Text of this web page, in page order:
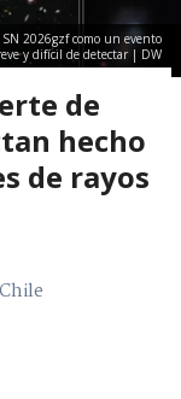
2026gzf como un evento
y difícil de detectar | DW
de
hecho
de rayos